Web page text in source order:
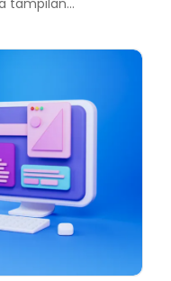
tampilan...